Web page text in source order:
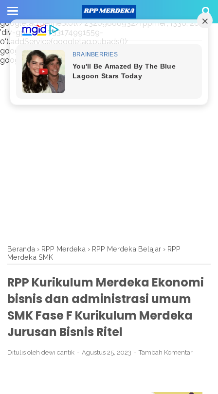
window.googletag = window.googletag || {cmd: []};
googletag.cmd.push(function() {
googletag.defineSlot('/23209888932/rppmer', [336, 280],
'div-gpt-ad-1733174991559-
0').addService(googletag.pubads());
googletag.pubads().enableSingleRequest();
googletag.enableServices(); });
Beranda › RPP Merdeka › RPP Merdeka Belajar › RPP
Merdeka SMK
RPP Kurikulum Merdeka Ekonomi
bisnis dan administrasi umum
SMK Fase F Kurikulum Merdeka
Jurusan Bisnis Ritel
Ditulis oleh dewi cantik Agustus 25, 2023 Tambah Komentar